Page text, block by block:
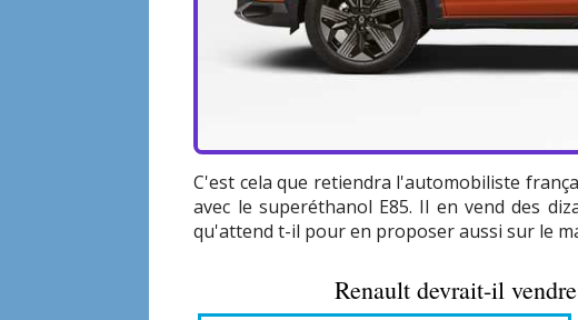
C'est cela que retiendra l'automobiliste
avec le superéthanol E85. Il en vend des
qu'attend t-il pour en proposer aussi sur le
Renault devrait-il